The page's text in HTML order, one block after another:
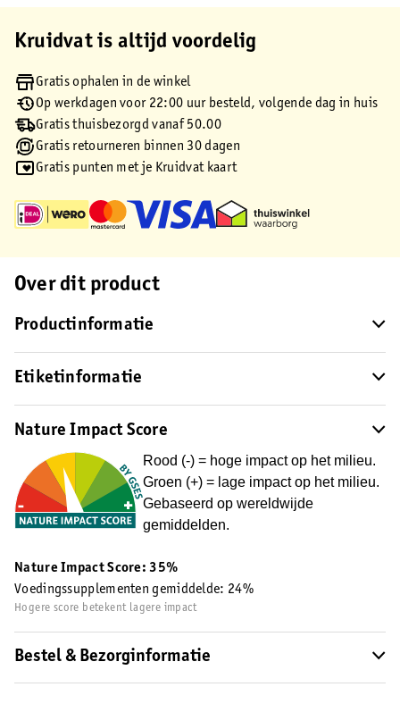
Kruidvat is altijd voordelig
Gratis ophalen in de winkel
Op werkdagen voor 22:00 uur besteld, volgende dag in huis
Gratis thuisbezorgd vanaf 50.00
Gratis retourneren binnen 30 dagen
Gratis punten met je Kruidvat kaart
Over dit product
Productinformatie
Etiketinformatie
Nature Impact Score
Rood (-) = hoge impact op het milieu.
Groen (+) = lage impact op het milieu.
Gebaseerd op wereldwijde
gemiddelden.
Nature Impact Score: 35%
Voedingssupplementen gemiddelde: 24%
Hogere score betekent lagere impact
Bestel & Bezorginformatie